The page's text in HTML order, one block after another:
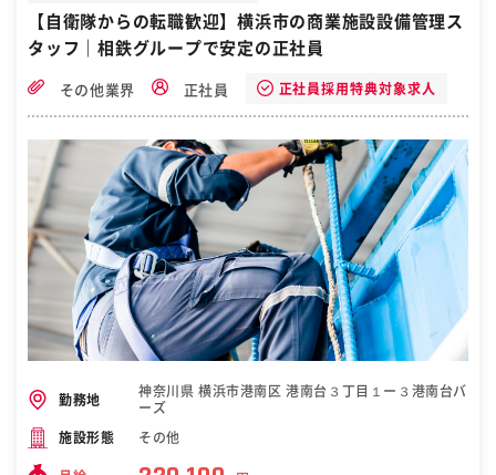
くは「福利厚生」欄をチェック！ ［自衛隊・転職・求人］
【自衛隊からの転職歓迎】横浜市の商業施設設備管理ス
タッフ｜相鉄グループで安定の正社員
その他業界 正社員 正社員採用特典対象求人
勤務地
神奈川県 横浜市港南区 港南台３丁目１ー３港南台バ
ーズ
施設形態 その他